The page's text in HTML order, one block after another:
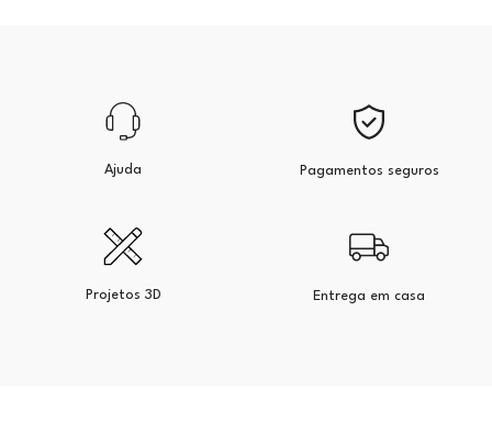
Ajuda Pagamentos seguros
Projetos 3D Entrega em casa